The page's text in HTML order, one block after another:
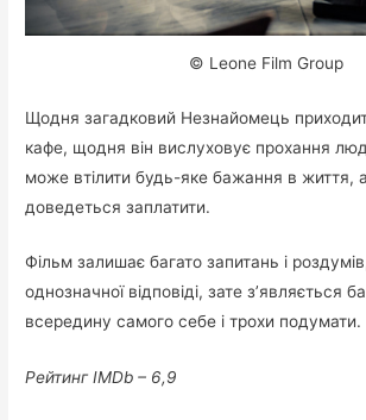
© Leone Film Group
Щодня загадковий Незнайомець
кафе, щодня він вислуховує прохання
може втілити будь-яке бажання в життя,
доведеться заплатити.
Фільм залишає багато запитань і
однозначної відповіді, зате з’являється
всередину самого себе і трохи подумати.
Рейтинг IMDb – 6,9